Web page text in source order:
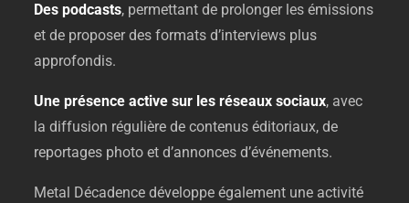
Despodcasts, permettantde prolonger lesémissions
etde proposerdesformatsd’interviews plus
approfondis.
Uneprésenceactivesur lesréseauxsociaux, avec
ladiffusion régulièredecontenuséditoriaux,de
reportages photoetd’annoncesd’événements.
Metal Décadencedéveloppeégalement une activité